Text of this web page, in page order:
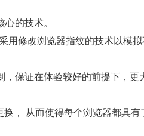
的技术。
用修改浏览器指纹的技术以模拟
，保证在体验较好的前提下，更
， 从而使得每个浏览器都具有